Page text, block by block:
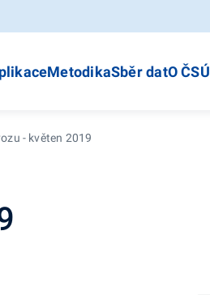
MetodikaSběr datO ČSÚ
- květen 2019